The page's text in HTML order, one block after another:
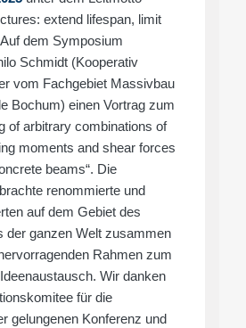
extend lifespan, limit
dem Symposium
Schmidt (Kooperativ
vom Fachgebiet Massivbau
Bochum) einen Vortrag zum
of arbitrary combinations of
moments and shear forces
beams“. Die
renommierte und
auf dem Gebiet des
der ganzen Welt zusammen
Rahmen zum
Wir danken
für die
gelungenen Konferenz und